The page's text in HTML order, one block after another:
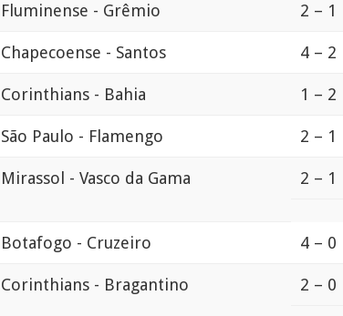
Fluminense - Grêmio 2 – 1
Chapecoense - Santos 4 – 2
Corinthians - Bahia 1 – 2
São Paulo - Flamengo 2 – 1
Mirassol - Vasco da Gama 2 – 1
Botafogo - Cruzeiro 4 – 0
Corinthians - Bragantino 2 – 0